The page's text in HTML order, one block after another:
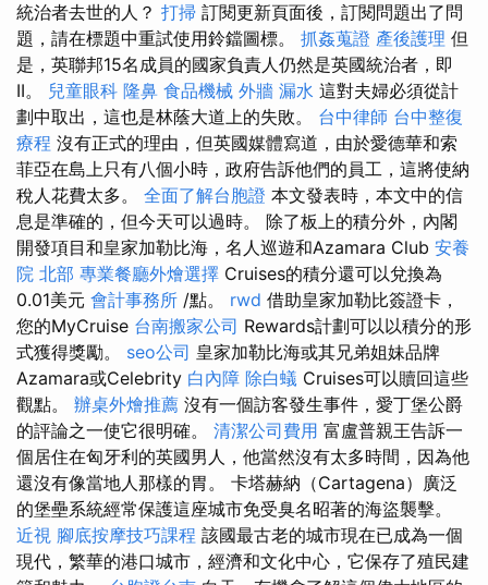
統治者去世的人？ 打掃 訂閱更新頁面後，訂閱問題出了問
題，請在標題中重試使用鈴鐺圖標。 抓姦蒐證 產後護理 但
是，英聯邦15名成員的國家負責人仍然是英國統治者，即
II。 兒童眼科 隆鼻 食品機械 外牆 漏水 這對夫婦必須從計
劃中取出，這也是林蔭大道上的失敗。 台中律師 台中整復
療程 沒有正式的理由，但英國媒體寫道，由於愛德華和索
菲亞在島上只有八個小時，政府告訴他們的員工，這將使納
稅人花費太多。 全面了解台胞證 本文發表時，本文中的信
息是準確的，但今天可以過時。 除了板上的積分外，內閣
開發項目和皇家加勒比海，名人巡遊和Azamara Club 安養
院 北部 專業餐廳外燴選擇 Cruises的積分還可以兌換為
0.01美元 會計事務所 /點。 rwd 借助皇家加勒比簽證卡，
您的MyCruise 台南搬家公司 Rewards計劃可以以積分的形
式獲得獎勵。 seo公司 皇家加勒比海或其兄弟姐妹品牌
Azamara或Celebrity 白內障 除白蟻 Cruises可以贖回這些
觀點。 辦桌外燴推薦 沒有一個訪客發生事件，愛丁堡公爵
的評論之一使它很明確。 清潔公司費用 富盧普親王告訴一
個居住在匈牙利的英國男人，他當然沒有太多時間，因為他
還沒有像當地人那樣的胃。 卡塔赫納（Cartagena）廣泛
的堡壘系統經常保護這座城市免受臭名昭著的海盜襲擊。
近視 腳底按摩技巧課程 該國最古老的城市現在已成為一個
現代，繁華的港口城市，經濟和文化中心，它保存了殖民建